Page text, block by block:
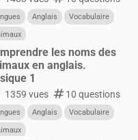
Anglais
Vocabulaire
les noms des
en anglais.
1
1359 vues numbers10 questions
Anglais
Vocabulaire